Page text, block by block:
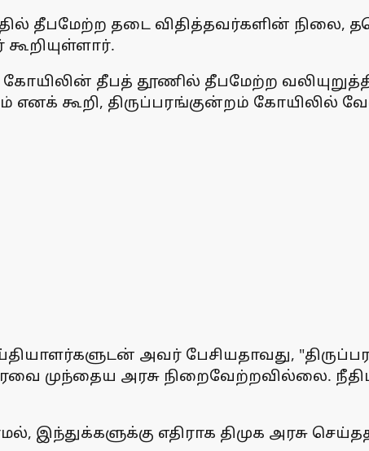
தீபமேற்ற தடை விதித்தவர்களின் நிலை,
கூறியுள்ளார்.
தீபத் தூணில் தீபமேற்ற
எனக் கூறி, திருப்பரங்குன்றம் கோயிலில்
அவர் பேசியதாவது,
முந்தைய அரசு நிறைவேற்றவில்லை.
இந்துக்களுக்கு எதிராக திமுக அரசு